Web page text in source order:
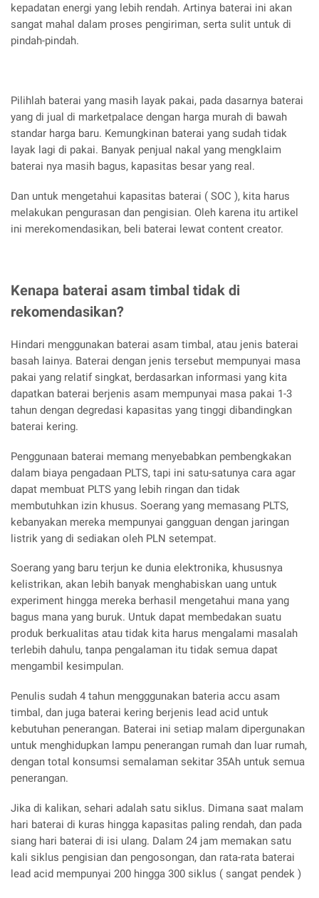
kepadatan energi yang lebih rendah. Artinya baterai ini akan
sangat mahal dalam proses pengiriman, serta sulit untuk di
pindah-pindah.
Pilihlah baterai yang masih layak pakai, pada dasarnya baterai
yang di jual di marketpalace dengan harga murah di bawah
standar harga baru. Kemungkinan baterai yang sudah tidak
layak lagi di pakai. Banyak penjual nakal yang mengklaim
baterai nya masih bagus, kapasitas besar yang real.
Dan untuk mengetahui kapasitas baterai ( SOC ), kita harus
melakukan pengurasan dan pengisian. Oleh karena itu artikel
ini merekomendasikan, beli baterai lewat content creator.
Kenapa baterai asam timbal tidak di
rekomendasikan?
Hindari menggunakan baterai asam timbal, atau jenis baterai
basah lainya. Baterai dengan jenis tersebut mempunyai masa
pakai yang relatif singkat, berdasarkan informasi yang kita
dapatkan baterai berjenis asam mempunyai masa pakai 1-3
tahun dengan degredasi kapasitas yang tinggi dibandingkan
baterai kering.
Penggunaan baterai memang menyebabkan pembengkakan
dalam biaya pengadaan PLTS, tapi ini satu-satunya cara agar
dapat membuat PLTS yang lebih ringan dan tidak
membutuhkan izin khusus. Soerang yang memasang PLTS,
kebanyakan mereka mempunyai gangguan dengan jaringan
listrik yang di sediakan oleh PLN setempat.
Soerang yang baru terjun ke dunia elektronika, khususnya
kelistrikan, akan lebih banyak menghabiskan uang untuk
experiment hingga mereka berhasil mengetahui mana yang
bagus mana yang buruk. Untuk dapat membedakan suatu
produk berkualitas atau tidak kita harus mengalami masalah
terlebih dahulu, tanpa pengalaman itu tidak semua dapat
mengambil kesimpulan.
Penulis sudah 4 tahun mengggunakan bateria accu asam
timbal, dan juga baterai kering berjenis lead acid untuk
kebutuhan penerangan. Baterai ini setiap malam dipergunakan
untuk menghidupkan lampu penerangan rumah dan luar rumah,
dengan total konsumsi semalaman sekitar 35Ah untuk semua
penerangan.
Jika di kalikan, sehari adalah satu siklus. Dimana saat malam
hari baterai di kuras hingga kapasitas paling rendah, dan pada
siang hari baterai di isi ulang. Dalam 24 jam memakan satu
kali siklus pengisian dan pengosongan, dan rata-rata baterai
lead acid mempunyai 200 hingga 300 siklus ( sangat pendek )